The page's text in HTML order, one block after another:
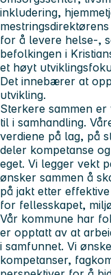
inkludering,
for å levere helse-,
befolkingen i
et høyt
Det innebærer at
utvikling.
Sterkere sammen er
til i samhandling.
verdiene på lag, på
deler kompetanse
eget. Vi legger vekt
ønsker sammen å
på jakt etter
for fellesskapet,
Vår kommune har
er opptatt av at
i samfunnet. Vi
kompetanser,